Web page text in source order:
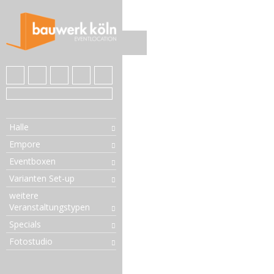
Halle
Empore
Eventboxen
Varianten Set-up
weitere
Veranstaltungstypen
Specials
Fotostudio